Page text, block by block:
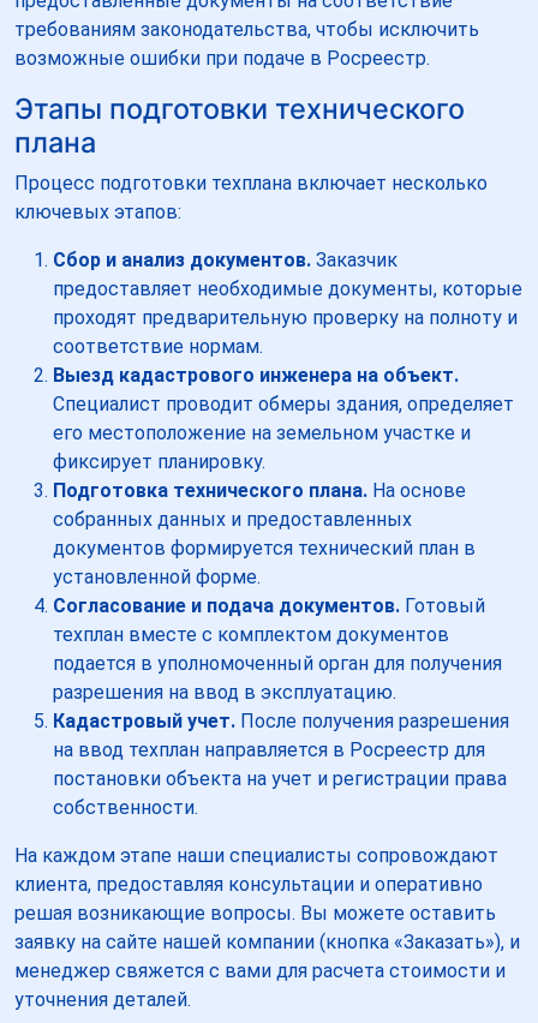
требованиям законодательства, чтобы исключить
возможные ошибки при подаче в Росреестр.
Этапы подготовки технического
плана
Процесс подготовки техплана включает несколько
ключевых этапов:
Сбор и анализ документов. Заказчик
предоставляет необходимые документы, которые
проходят предварительную проверку на полноту и
соответствие нормам.
Выезд кадастрового инженера на объект.
Специалист проводит обмеры здания, определяет
его местоположение на земельном участке и
фиксирует планировку.
Подготовка технического плана. На основе
собранных данных и предоставленных
документов формируется технический план в
установленной форме.
Согласование и подача документов. Готовый
техплан вместе с комплектом документов
подается в уполномоченный орган для получения
разрешения на ввод в эксплуатацию.
Кадастровый учет. После получения разрешения
на ввод техплан направляется в Росреестр для
постановки объекта на учет и регистрации права
собственности.
На каждом этапе наши специалисты сопровождают
клиента, предоставляя консультации и оперативно
решая возникающие вопросы. Вы можете оставить
заявку на сайте нашей компании (кнопка «Заказать»), и
менеджер свяжется с вами для расчета стоимости и
уточнения деталей.